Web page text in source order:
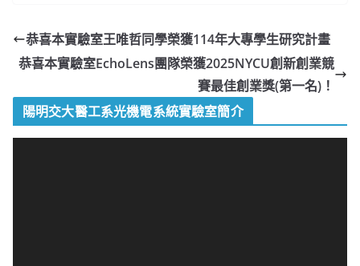
恭喜本實驗室王唯哲同學榮獲114年大專學生研究計畫
恭喜本實驗室EchoLens團隊榮獲2025NYCU創新創業競
賽最佳創業獎(第一名)！
陽明交大醫工系光機電系統實驗室簡介